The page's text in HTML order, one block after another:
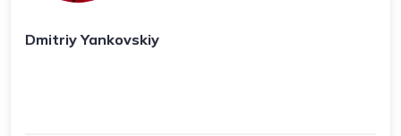
Dmitriy Yankovskiy